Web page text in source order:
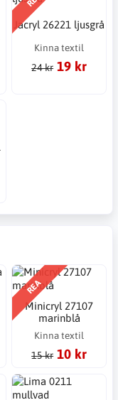
Jacryl 26221 ljusgrå
Kinna textil
24 kr 19 kr
REA
Minicryl 27107
marinblå
Kinna textil
15 kr 10 kr